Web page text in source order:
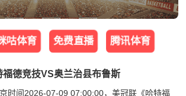
咕体育 免费直播 腾讯体育
福德竞技VS奥兰治县布鲁斯
时间2026-07-09 07:00:00，美冠联《哈特福